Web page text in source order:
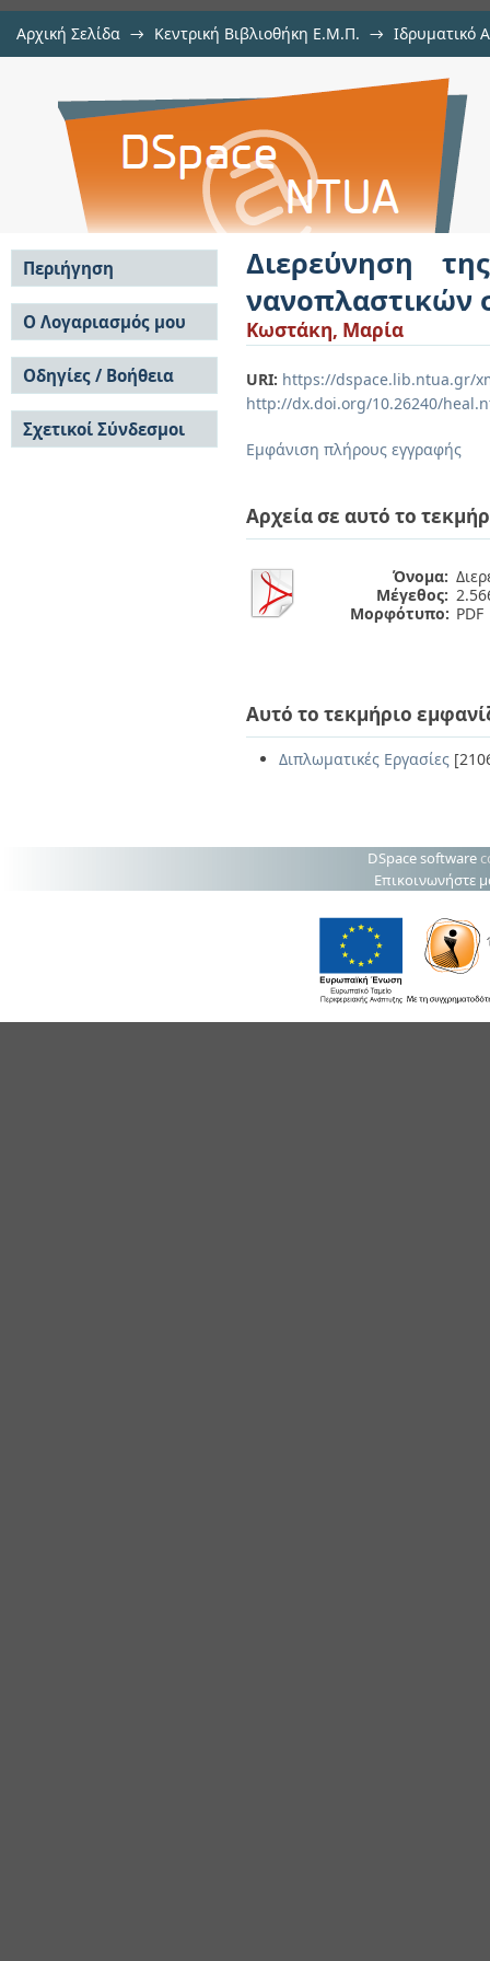
Αρχική Σελίδα → Κεντρική Βιβλιοθήκη Ε.Μ.Π. → Ιδρυματικό
Διερεύνηση της δίαιτας των
αστικά λύματα
Διερεύνηση
νανοπλαστικών
Κωστάκη, Μαρία
URI: https://dspace.lib.ntua.gr/
http://dx.doi.org/10.26240/
Εμφάνιση πλήρους εγγραφής
Αρχεία σε αυτό το
Όνομα:
Μέγεθος:
Μορφότυπο: PDF
Αυτό το τεκμήριο
Διπλωματικές Εργασίες
Περιήγηση
Σε όλο το DSpace
Κοινότητες & Συλλογές
Ανά Ημερομηνία
Έκδοσης
Συγγραφείς
Τίτλοι
Θέματα
Ο Λογαριασμός μου
Σύνδεση
Εγγραφή
Οδηγίες / Βοήθεια
Οδηγίες Υποβολής
Οδηγίες Χρήσης ΙΑ
Συχνές Ερωτήσεις
Σχετικοί Σύνδεσμοι
DSpace software
Επικοινωνήστε